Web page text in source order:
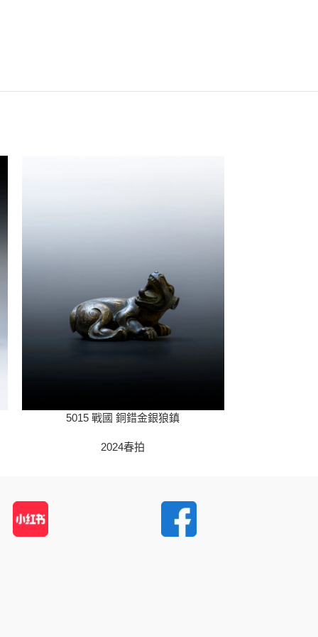
5015 戰國 銅錯金銀狼鎮
2024春拍